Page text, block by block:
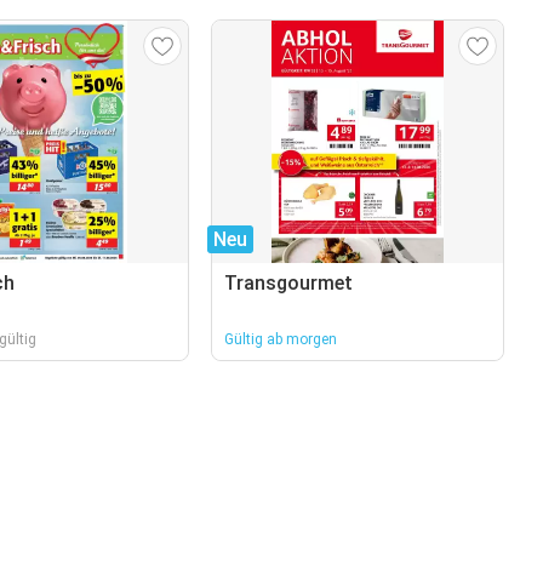
Neu
Transgourmet
Gültig ab morgen